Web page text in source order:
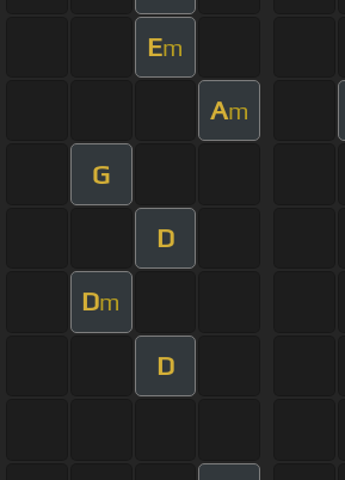
Em
Am
G
D
Dm
D